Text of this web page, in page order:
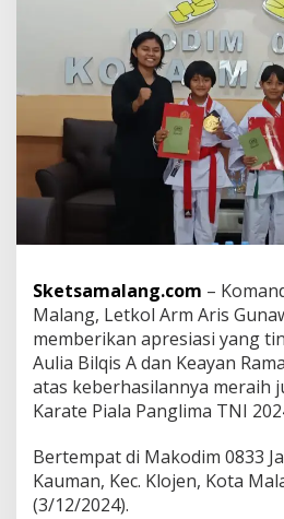
e
s
i
a
s
i
A
t
l
e
B
e
e
s
t
a
i
i
P
Sketsamalang.com –
Malang, Letkol Arm Aris
memberikan apresiasi yang
Aulia Bilqis A dan Keayan
atas keberhasilannya meraih
Karate Piala Panglima TNI
Bertempat di Makodim 0833
Kauman, Kec. Klojen, Kota
(3/12/2024).